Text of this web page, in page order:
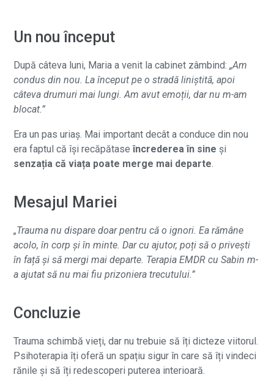
Un nou început
După câteva luni, Maria a venit la cabinet zâmbind:„Am
condus din nou. La început pe o stradă liniștită, apoi
câteva drumuri mai lungi. Am avut emoții, dar nu m-am
blocat.”
Era un pas uriaș. Mai important decât a conduce din nou
era faptul că își recăpătaseîncrederea în sine și
senzația că viața poate merge mai departe.
Mesajul Mariei
„Trauma nu dispare doar pentru că o ignori. Ea rămâne
acolo, în corp și în minte. Dar cu ajutor, poți să o privești
în față și să mergi mai departe. Terapia EMDR cu Sabin m-
a ajutat să nu mai fiu prizoniera trecutului.”
Concluzie
Trauma schimbă vieți, dar nu trebuie să îți dicteze viitorul.
Psihoterapia îți oferă un spațiu sigur în care să îți vindeci
rănile și să îți redescoperi puterea interioară.